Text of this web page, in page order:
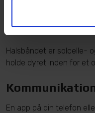
GPS-halsbånd
Halsbåndet er solcelle-
holde dyret inden for et
En app på din telefon